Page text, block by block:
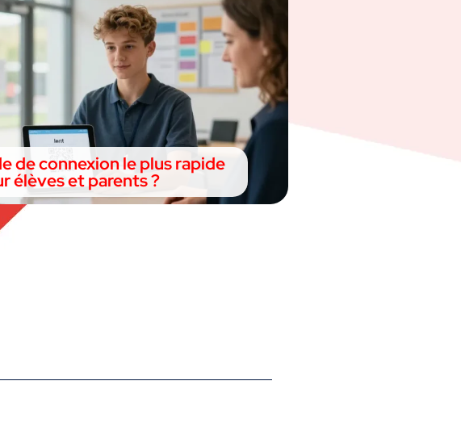
de connexion le plus rapide
élèves et parents ?